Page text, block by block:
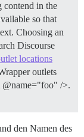
contend in the
so that
Choosing an
Discourse
locations
outlets
@name="foo" />.
den Namen des